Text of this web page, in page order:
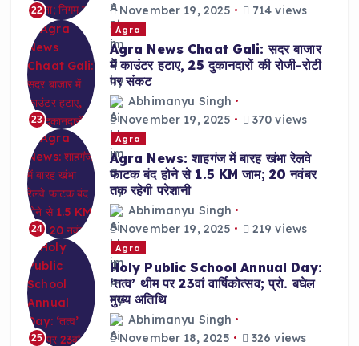
22
November 19, 2025
714 views
23
Agra
Agra News Chaat Gali: सदर बाजार
में काउंटर हटाए, 25 दुकानदारों की रोजी-रोटी
पर संकट
Abhimanyu Singh
November 19, 2025
370 views
24
Agra
Agra News: शाहगंज में बारह खंभा रेलवे
फाटक बंद होने से 1.5 KM जाम; 20 नवंबर
तक रहेगी परेशानी
Abhimanyu Singh
November 19, 2025
219 views
25
Agra
Holy Public School Annual Day:
‘तत्व’ थीम पर 23वां वार्षिकोत्सव; प्रो. बघेल
मुख्य अतिथि
Abhimanyu Singh
November 18, 2025
326 views